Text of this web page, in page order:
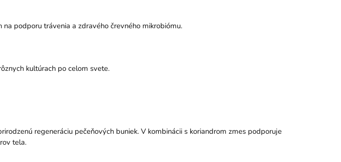
podporu trávenia a zdravého črevného mikrobiómu.
kultúrach po celom svete.
regeneráciu pečeňových buniek. V kombinácii s koriandrom zmes podporuje
tela.